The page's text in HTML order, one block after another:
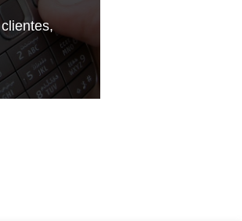
clientes,